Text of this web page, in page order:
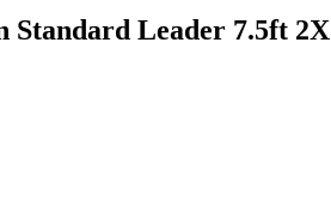
Leader 7.5ft 2X